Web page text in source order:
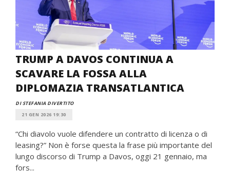
TRUMP A DAVOS CONTINUA A
SCAVARE LA FOSSA ALLA
DIPLOMAZIA TRANSATLANTICA
DI STEFANIA DIVERTITO
21 GEN 2026 19:30
“Chi diavolo vuole difendere un contratto di licenza o di
leasing?” Non è forse questa la frase più importante del
lungo discorso di Trump a Davos, oggi 21 gennaio, ma
fors...